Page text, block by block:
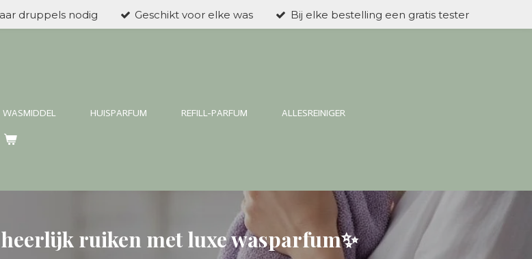
druppels nodig Geschikt voor elke was Bij elke bestelling een gratis tester
WASMIDDEL HUISPARFUM REFILL-PARFUM ALLESREINIGER
ruiken met luxe wasparfum✨